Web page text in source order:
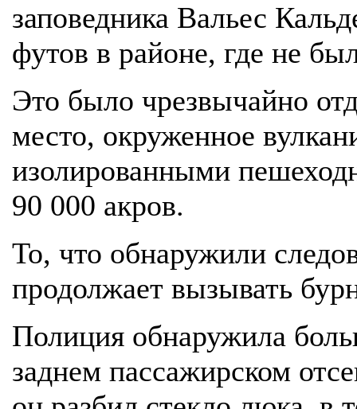
заповедника Вальес
футов в районе, где не
Это было чрезвычайно
место, окруженное
изолированными
90 000 акров.
То, что обнаружили
продолжает вызывать
Полиция обнаружила
заднем пассажирском